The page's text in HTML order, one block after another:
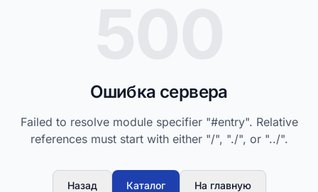
Ошибка сервера
Failed to resolve module specifier "#entry". Relative
references must start with either "/", "./", or "../".
Назад Каталог На главную